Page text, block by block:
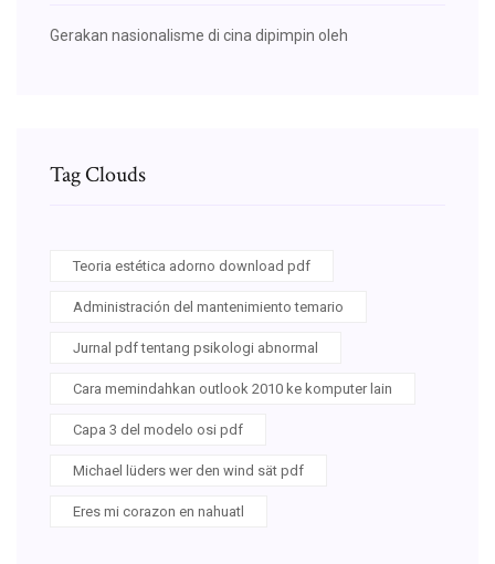
Gerakan nasionalisme di cina dipimpin oleh
Tag Clouds
Teoria estética adorno download pdf
Administración del mantenimiento temario
Jurnal pdf tentang psikologi abnormal
Cara memindahkan outlook 2010 ke komputer lain
Capa 3 del modelo osi pdf
Michael lüders wer den wind sät pdf
Eres mi corazon en nahuatl